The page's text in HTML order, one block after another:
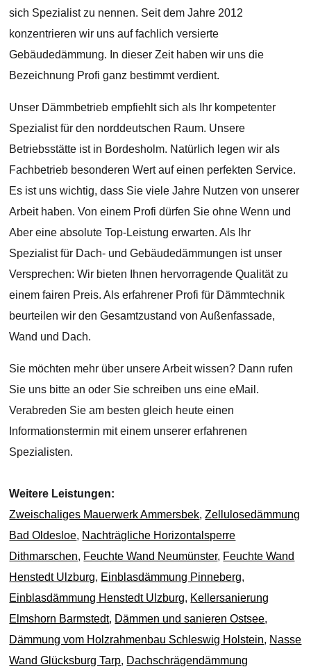
sich Spezialist zu nennen. Seit dem Jahre 2012
konzentrieren wir uns auf fachlich versierte
Gebäudedämmung. In dieser Zeit haben wir uns die
Bezeichnung Profi ganz bestimmt verdient.
Unser Dämmbetrieb empfiehlt sich als Ihr kompetenter
Spezialist für den norddeutschen Raum. Unsere
Betriebsstätte ist in Bordesholm. Natürlich legen wir als
Fachbetrieb besonderen Wert auf einen perfekten Service.
Es ist uns wichtig, dass Sie viele Jahre Nutzen von unserer
Arbeit haben. Von einem Profi dürfen Sie ohne Wenn und
Aber eine absolute Top-Leistung erwarten. Als Ihr
Spezialist für Dach- und Gebäudedämmungen ist unser
Versprechen: Wir bieten Ihnen hervorragende Qualität zu
einem fairen Preis. Als erfahrener Profi für Dämmtechnik
beurteilen wir den Gesamtzustand von Außenfassade,
Wand und Dach.
Sie möchten mehr über unsere Arbeit wissen? Dann rufen
Sie uns bitte an oder Sie schreiben uns eine eMail.
Verabreden Sie am besten gleich heute einen
Informationstermin mit einem unserer erfahrenen
Spezialisten.
Weitere Leistungen:
Zweischaliges Mauerwerk Ammersbek,Zellulosedämmung
Bad Oldesloe, Nachträgliche Horizontalsperre
Dithmarschen, Feuchte Wand Neumünster, Feuchte Wand
Henstedt Ulzburg, Einblasdämmung Pinneberg,
Einblasdämmung Henstedt Ulzburg, Kellersanierung
Elmshorn Barmstedt, Dämmen und sanieren Ostsee,
Dämmung vom Holzrahmenbau Schleswig Holstein, Nasse
Wand Glücksburg Tarp, Dachschrägendämmung